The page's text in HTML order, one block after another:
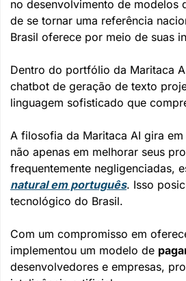
no desenvolvimento de modelos
de se tornar uma referência
Brasil oferece por meio de suas
Dentro do portfólio da Maritaca
chatbot de geração de texto
linguagem sofisticado que
A filosofia da Maritaca AI gira
não apenas em melhorar seus
frequentemente negligenciadas,
natural em português. Isso
tecnológico do Brasil.
Com um compromisso em
implementou um modelo de
desenvolvedores e empresas,